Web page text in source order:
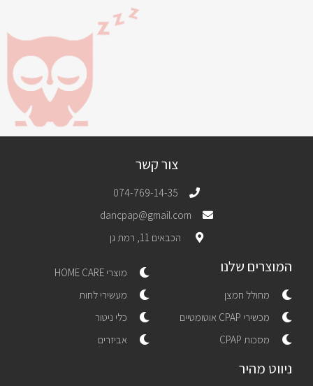
צור קשר
074-769-14-35
dancpap@gmail.com
הכבאים 11, רמת גן
המוצרים שלנו
מחולל חמצן
מכשירי CPAP אוטומטיים
מסכות CPAP
מוצרי HOME CARE
מעשירי לחות
כלי ניטור
אביזרים
ניווט מהיר